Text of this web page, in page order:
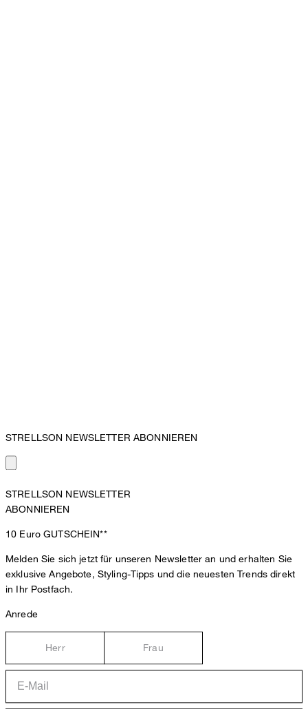
STRELLSON NEWSLETTER ABONNIEREN
STRELLSON NEWSLETTER
ABONNIEREN
10 EuroGUTSCHEIN**
Melden Sie sich jetzt für unseren Newsletter an und erhalten Sie
exklusive Angebote, Styling-Tipps und die neuesten Trends direkt
in Ihr Postfach.
Anrede
Herr Frau